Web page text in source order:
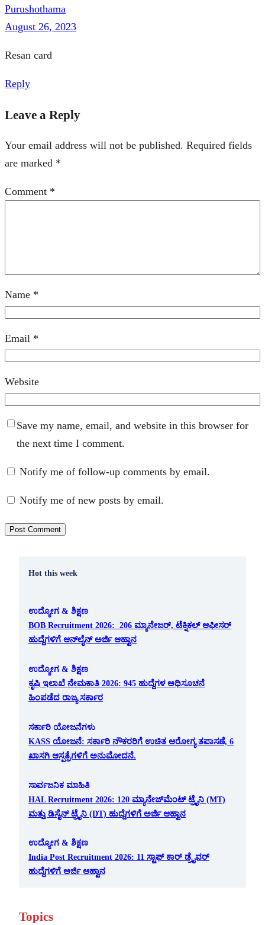
Purushothama
August 26, 2023
Resan card
Reply
Leave a Reply
Your email address will not be published. Required fields
are marked *
Comment *
Name *
Email *
Website
Save my name, email, and website in this browser for
the next time I comment.
Notify me of follow-up comments by email.
Notify me of new posts by email.
Hot this week
ಉದ್ಯೋಗ & ಶಿಕ್ಷಣ
BOB Recruitment 2026: 206 ಮ್ಯಾನೇಜರ್, ಟೆಕ್ನಿಕಲ್ ಆಫೀಸರ್
ಹುದ್ದೆಗಳಿಗೆ ಆನ್‌ಲೈನ್ ಅರ್ಜಿ ಆಹ್ವಾನ
ಉದ್ಯೋಗ & ಶಿಕ್ಷಣ
ಕೃಷಿ ಇಲಾಖೆ ನೇಮಕಾತಿ 2026: 945 ಹುದ್ದೆಗಳ ಅಧಿಸೂಚನೆ
ಹಿಂಪಡೆದ ರಾಜ್ಯ ಸರ್ಕಾರ
ಸರ್ಕಾರಿ ಯೋಜನೆಗಳು
KASS ಯೋಜನೆ: ಸರ್ಕಾರಿ ನೌಕರರಿಗೆ ಉಚಿತ ಆರೋಗ್ಯ ತಪಾಸಣೆ, 6
ಖಾಸಗಿ ಆಸ್ಪತ್ರೆಗಳಿಗೆ ಅನುಮೋದನೆ.
ಸಾರ್ವಜನಿಕ ಮಾಹಿತಿ
HAL Recruitment 2026: 120 ಮ್ಯಾನೇಜ್‌ಮೆಂಟ್ ಟ್ರೈನಿ (MT)
ಮತ್ತು ಡಿಸೈನ್ ಟ್ರೈನಿ (DT) ಹುದ್ದೆಗಳಿಗೆ ಅರ್ಜಿ ಆಹ್ವಾನ
ಉದ್ಯೋಗ & ಶಿಕ್ಷಣ
India Post Recruitment 2026: 11 ಸ್ಟಾಫ್ ಕಾರ್ ಡ್ರೈವರ್
ಹುದ್ದೆಗಳಿಗೆ ಅರ್ಜಿ ಆಹ್ವಾನ
Topics